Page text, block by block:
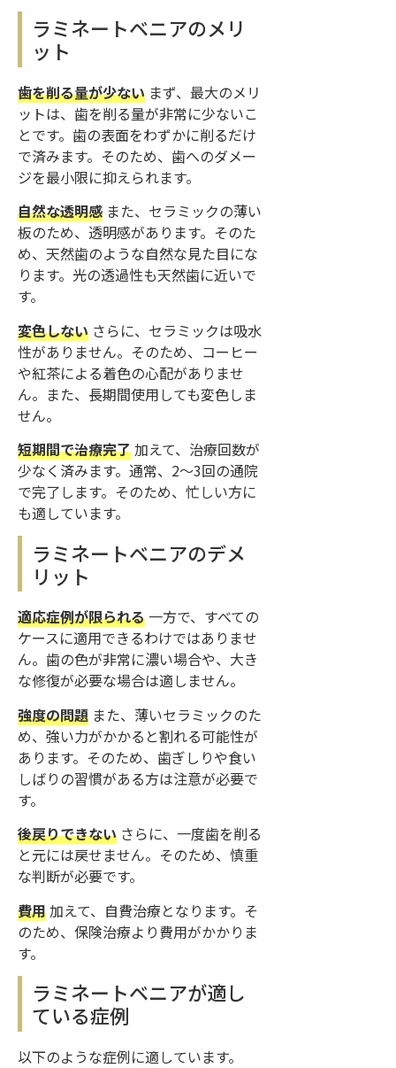
ラミネートベニアのメリ
ット
歯を削る量が少ない まず、最大のメリ
ットは、歯を削る量が非常に少ないこ
とです。歯の表面をわずかに削るだけ
で済みます。そのため、歯へのダメー
ジを最小限に抑えられます。
自然な透明感 また、セラミックの薄い
板のため、透明感があります。そのた
め、天然歯のような自然な見た目にな
ります。光の透過性も天然歯に近いで
す。
変色しない さらに、セラミックは吸水
性がありません。そのため、コーヒー
や紅茶による着色の心配がありませ
ん。また、長期間使用しても変色しま
せん。
短期間で治療完了加えて、治療回数が
少なく済みます。通常、2〜3回の通院
で完了します。そのため、忙しい方に
も適しています。
ラミネートベニアのデメ
リット
適応症例が限られる 一方で、すべての
ケースに適用できるわけではありませ
ん。歯の色が非常に濃い場合や、大き
な修復が必要な場合は適しません。
強度の問題 また、薄いセラミックのた
め、強い力がかかると割れる可能性が
あります。そのため、歯ぎしりや食い
しばりの習慣がある方は注意が必要で
す。
後戻りできない さらに、一度歯を削る
と元には戻せません。そのため、慎重
な判断が必要です。
費用加えて、自費治療となります。そ
のため、保険治療より費用がかかりま
す。
ラミネートベニアが適し
ている症例
以下のような症例に適しています。